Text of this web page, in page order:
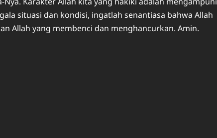
situasi dan kondisi, ingatlah senantiasa bahwa Allah
Allah yang membenci dan menghancurkan. Amin.